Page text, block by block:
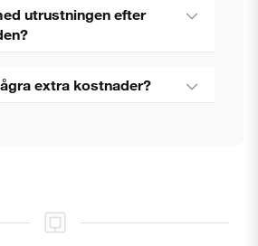
utrustningen efter
extra kostnader?